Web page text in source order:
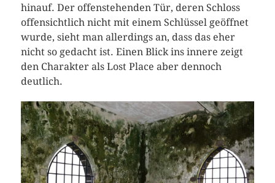
hinauf. Der offenstehenden Tür, deren Schloss
offensichtlich nicht mit einem Schlüssel geöffnet
wurde, sieht man allerdings an, dass das eher
nicht so gedacht ist. Einen Blick ins innere zeigt
den Charakter als Lost Place aber dennoch
deutlich.